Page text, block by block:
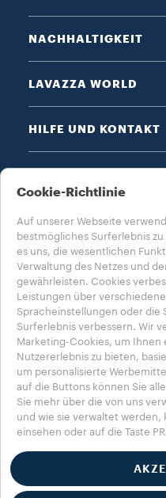
NACHHALTIGKEIT
LAVAZZA WORLD
HILFE UND KONTAKT
WÄHLE DEIN LAND AUS​
ÖSTERREICH
Datenschutzbestimmung
Cookie-Einstellungen​
Erklärung zur Barrierefreiheit
©2025 Luigi Lavazza SPA. Alle
Cookie-Richtlinie
Auf unserer Webseite
bestmögliches Surferlebnis
es uns, die wesentlichen
Verwaltung des Netzes und
gewährleisten. Cookies
Leistungen über
Spracheinstellungen oder die
Surferlebnis verbessern. Wir
Marketing-Cookies, um
Nutzererlebnis zu bieten,
um personalisierte
auf die Buttons können Sie
Sie mehr über die von uns
und wie sie verwaltet werden,
einsehen oder auf die Taste